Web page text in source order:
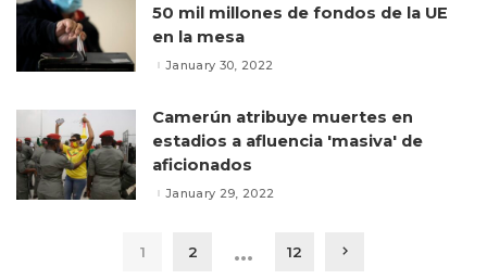
50 mil millones de fondos de la UE
en la mesa
January 30, 2022
Camerún atribuye muertes en
estadios a afluencia 'masiva' de
aficionados
January 29, 2022
1 2 … 12